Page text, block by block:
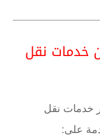
خدمات نقل
خدمات نقل
على: